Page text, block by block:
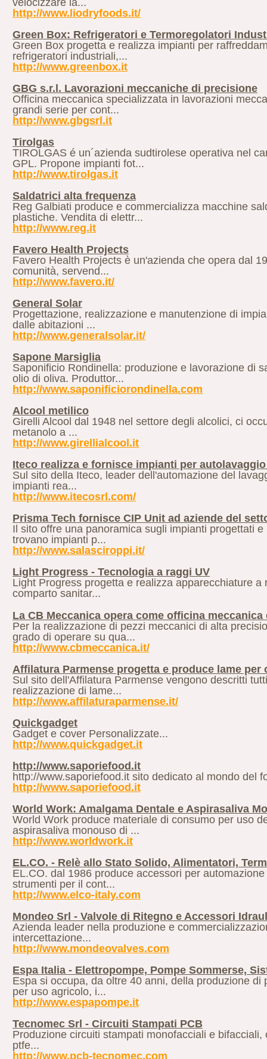
http://www.liodryfoods.it/
Green Box: Refrigeratori e Termoregolatori
Green Box progetta e realizza impianti per
refrigeratori industriali,...
http://www.greenbox.it
GBG s.r.l. Lavorazioni meccaniche di precisione
Officina meccanica specializzata in lavorazioni
grandi serie per cont...
http://www.gbgsrl.it
Tirolgas
TIROLGAS é un´azienda sudtirolese operativa nel
GPL. Propone impianti fot...
http://www.tirolgas.it
Saldatrici alta frequenza
Reg Galbiati produce e commercializza macchine
plastiche. Vendita di elettr...
http://www.reg.it
Favero Health Projects
Favero Health Projects è un'azienda che opera dal
comunità, servend...
http://www.favero.it/
General Solar
Progettazione, realizzazione e manutenzione di
dalle abitazioni ...
http://www.generalsolar.it/
Sapone Marsiglia
Saponificio Rondinella: produzione e lavorazione di
olio di oliva. Produttor...
http://www.saponificiorondinella.com
Alcool metilico
Girelli Alcool dal 1948 nel settore degli alcolici, ci
metanolo a ...
http://www.girellialcool.it
Iteco realizza e fornisce impianti per
Sul sito della Iteco, leader dell'automazione del
impianti rea...
http://www.itecosrl.com/
Prisma Tech fornisce CIP Unit ad aziende del
Il sito offre una panoramica sugli impianti progettati
trovano impianti p...
http://www.salasciroppi.it/
Light Progress - Tecnologia a raggi UV
Light Progress progetta e realizza apparecchiature
comparto sanitar...
La CB Meccanica opera come officina
Per la realizzazione di pezzi meccanici di alta
grado di operare su qua...
http://www.cbmeccanica.it/
Affilatura Parmense progetta e produce lame per
Sul sito dell'Affilatura Parmense vengono descritti
realizzazione di lame...
http://www.affilaturaparmense.it/
Quickgadget
Gadget e cover Personalizzate...
http://www.quickgadget.it
http://www.saporiefood.it
http://www.saporiefood.it sito dedicato al mondo del
http://www.saporiefood.it
World Work: Amalgama Dentale e Aspirasaliva
World Work produce materiale di consumo per uso
aspirasaliva monouso di ...
http://www.worldwork.it
EL.CO. - Relè allo Stato Solido, Alimentatori,
EL.CO. dal 1986 produce accessori per
strumenti per il cont...
http://www.elco-italy.com
Mondeo Srl - Valvole di Ritegno e Accessori
Azienda leader nella produzione e
intercettazione...
http://www.mondeovalves.com
Espa Italia - Elettropompe, Pompe Sommerse,
Espa si occupa, da oltre 40 anni, della produzione
per uso agricolo, i...
http://www.espapompe.it
Tecnomec Srl - Circuiti Stampati PCB
Produzione circuiti stampati monofacciali e
ptfe...
http://www.pcb-tecnomec.com